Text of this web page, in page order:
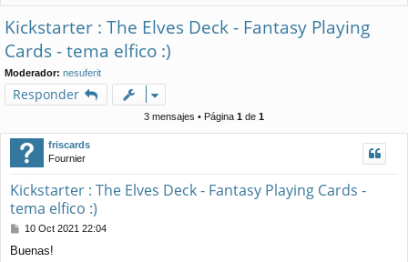
ifi
ca
ra
Kickstarter : The Elves Deck - Fantasy Playing
Cards - tema elfico :)
Moderador: nesuferit
Responder
3 mensajes • Página 1 de 1
friscards
Fournier
Kickstarter : The Elves Deck - Fantasy Playing Cards -
tema elfico :)
M
n
10 Oct 2021 22:04
Buenas!